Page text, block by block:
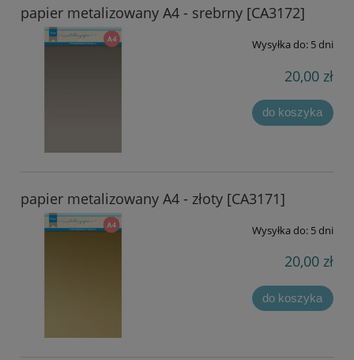
papier metalizowany A4 - srebrny [CA3172]
Wysyłka do: 5 dni
20,00 zł
do koszyka
papier metalizowany A4 - złoty [CA3171]
Wysyłka do: 5 dni
20,00 zł
do koszyka